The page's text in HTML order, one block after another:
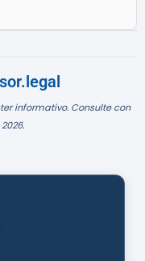
informativo. Consulte con